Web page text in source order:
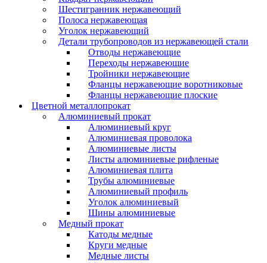
Шестигранник нержавеющий
Полоса нержавеющая
Уголок нержавеющий
Детали трубопроводов из нержавеющей стали
Отводы нержавеющие
Переходы нержавеющие
Тройники нержавеющие
Фланцы нержавеющие воротниковые
Фланцы нержавеющие плоские
Цветной металлопрокат
Алюминиевый прокат
Алюминиевый круг
Алюминиевая проволока
Алюминиевые листы
Листы алюминиевые рифленые
Алюминиевая плита
Трубы алюминиевые
Алюминиевый профиль
Уголок алюминиевый
Шины алюминиевые
Медный прокат
Катоды медные
Круги медные
Медные листы